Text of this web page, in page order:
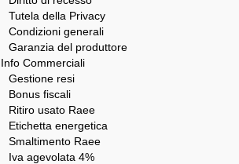
Tutela della Privacy
Condizioni generali
Garanzia del produttore
Info Commerciali
Gestione resi
Bonus fiscali
Ritiro usato Raee
Etichetta energetica
Smaltimento Raee
Iva agevolata 4%